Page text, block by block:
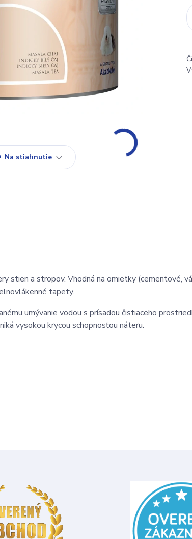
Na stiahnutie
stien a stropov. Vhodná na omietky (cementové,
tapety.
umývanie vodou s prísadou čistiaceho
vysokou krycou schopnosťou náteru.